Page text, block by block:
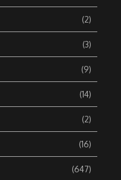
(2)
(3)
(9)
(14)
(2)
(16)
(647)